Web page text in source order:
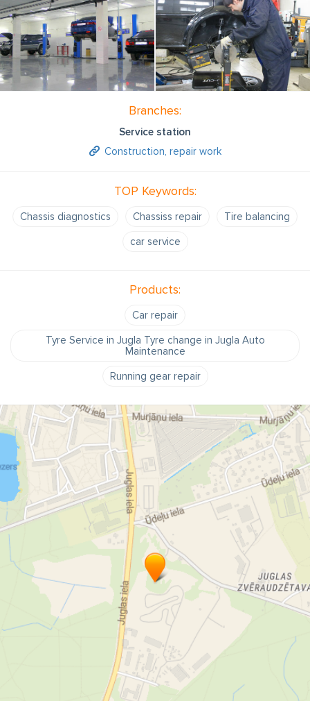
Branches:
Service station
Construction, repair work
TOP Keywords:
Chassis diagnostics Chassiss repair
Tire balancing
car service
Products:
Car repair
Tyre Service in Jugla Tyre change in Jugla Auto
Maintenance
Running gear repair